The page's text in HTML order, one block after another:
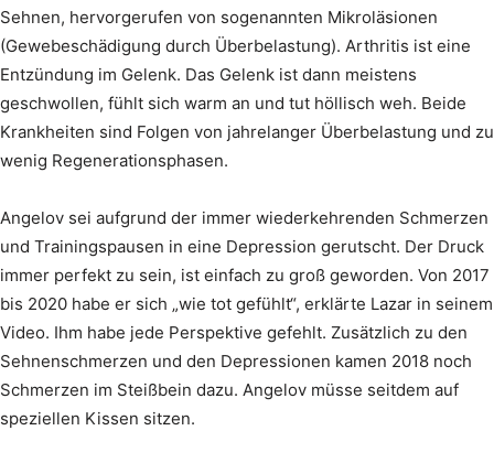
Sehnen, hervorgerufen von sogenannten Mikroläsionen
(Gewebeschädigung durch Überbelastung). Arthritis ist eine
Entzündung im Gelenk. Das Gelenk ist dann meistens
geschwollen, fühlt sich warm an und tut höllisch weh. Beide
Krankheiten sind Folgen von jahrelanger Überbelastung und zu
wenig Regenerationsphasen.
Angelov sei aufgrund der immer wiederkehrenden Schmerzen
und Trainingspausen in eine Depression gerutscht. Der Druck
immer perfekt zu sein, ist einfach zu groß geworden. Von 2017
bis 2020 habe er sich „wie tot gefühlt“, erklärte Lazar in seinem
Video. Ihm habe jede Perspektive gefehlt. Zusätzlich zu den
Sehnenschmerzen und den Depressionen kamen 2018 noch
Schmerzen im Steißbein dazu. Angelov müsse seitdem auf
speziellen Kissen sitzen.